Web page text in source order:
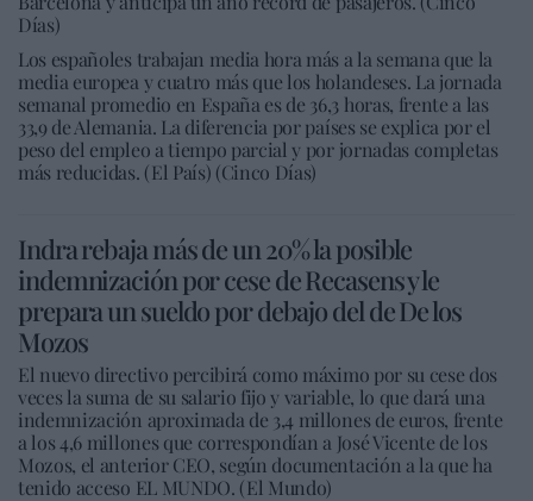
Días)
Los españoles trabajan media hora más a la semana que la
media europea y cuatro más que los holandeses. La jornada
semanal promedio en España es de 36,3 horas, frente a las
33,9 de Alemania. La diferencia por países se explica por el
peso del empleo a tiempo parcial y por jornadas completas
más reducidas. (El País) (Cinco Días)
Indra rebaja más de un 20% la posible
indemnización por cese de Recasens y le
prepara un sueldo por debajo del de De los
Mozos
El nuevo directivo percibirá como máximo por su cese dos
veces la suma de su salario fijo y variable, lo que dará una
indemnización aproximada de 3,4 millones de euros, frente
a los 4,6 millones que correspondían a José Vicente de los
Mozos, el anterior CEO, según documentación a la que ha
tenido acceso EL MUNDO. (El Mundo)